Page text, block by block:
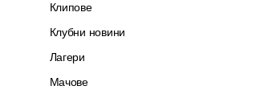
Клипове
Клубни новини
Лагери
Мачове